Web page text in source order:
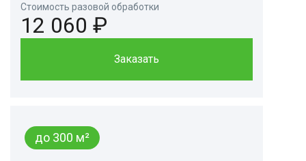
Стоимость разовой обработки
12 060 ₽
Заказать
до 300 м²